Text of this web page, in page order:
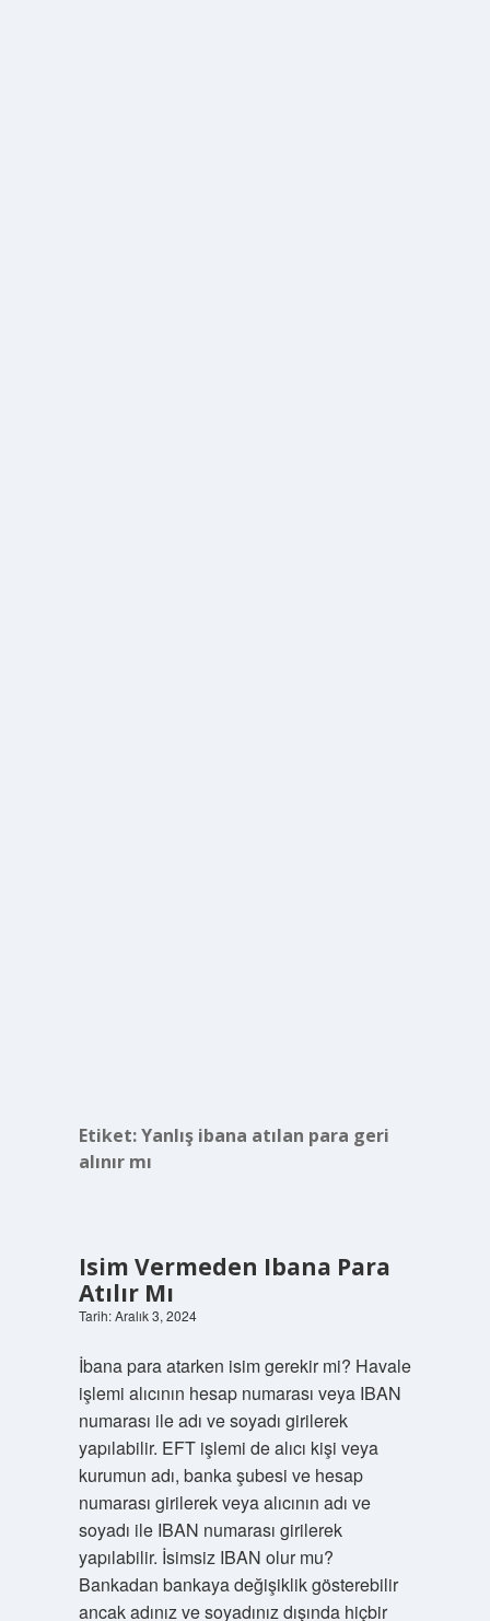
Etiket:Yanlış ibana atılan para geri
alınır mı
Isim Vermeden Ibana Para
Atılır Mı
Tarih: Aralık 3, 2024
İbana para atarken isim gerekir mi? Havale
işlemi alıcının hesap numarası veya IBAN
numarası ile adı ve soyadı girilerek
yapılabilir. EFT işlemi de alıcı kişi veya
kurumun adı, banka şubesi ve hesap
numarası girilerek veya alıcının adı ve
soyadı ile IBAN numarası girilerek
yapılabilir. İsimsiz IBAN olur mu?
Bankadan bankaya değişiklik gösterebilir
ancak adınız ve soyadınız dışında hiçbir